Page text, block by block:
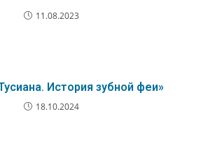
11.08.2023
История зубной феи»
18.10.2024